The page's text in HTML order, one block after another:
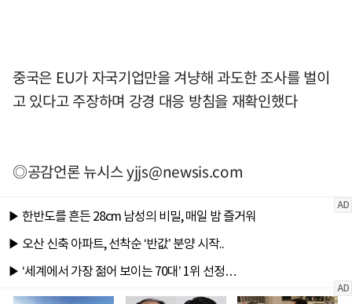
중국은 EU가 자국기업만을 겨냥해 과도한 조사를 벌이
고 있다고 주장하며 강경 대응 방침을 재확인했다
◎공감언론 뉴시스yjjs@newsis.com